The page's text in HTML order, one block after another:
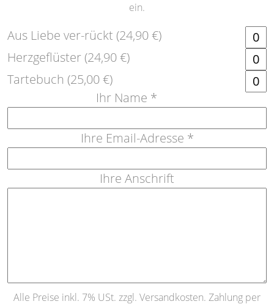
ein.
Aus Liebe ver-rückt (24,90 €)
Herzgeflüster (24,90 €)
Tartebuch (25,00 €)
Ihr Name *
Ihre Email-Adresse *
Ihre Anschrift
Alle Preise inkl. 7% USt. zzgl. Versandkosten. Zahlung per